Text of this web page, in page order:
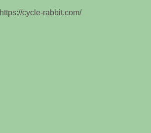
https://cycle-rabbit.com/